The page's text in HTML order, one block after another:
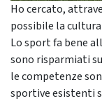
Ho cercato,
possibile la
Lo sport fa bene
sono risparmiati
le competenze
sportive esistenti